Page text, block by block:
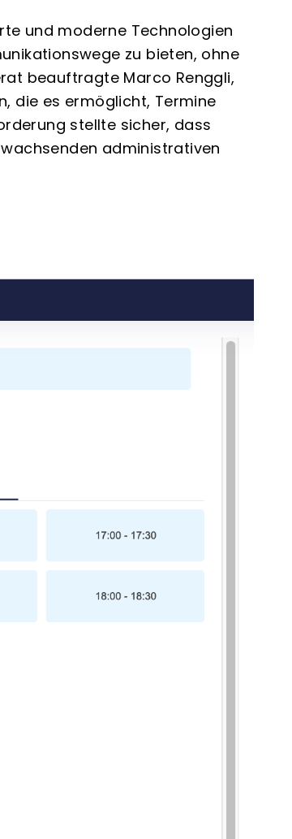
und moderne Technologien
zu bieten, ohne
beauftragte Marco Renggli,
die es ermöglicht, Termine
stellte sicher, dass
administrativen